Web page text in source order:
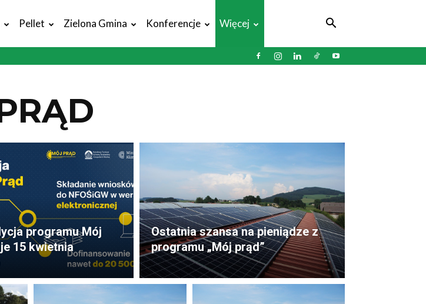
Pellet Zielona Gmina Konferencje Więcej
programu Mój
15 kwietnia
Ostatnia szansa na pieniądze z
programu „Mój prąd”